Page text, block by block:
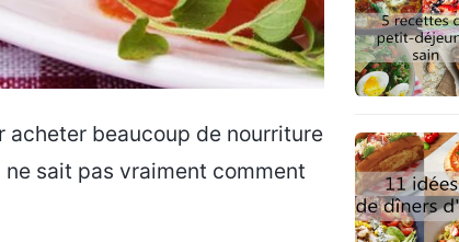
acheter beaucoup de nourriture
ne sait pas vraiment comment